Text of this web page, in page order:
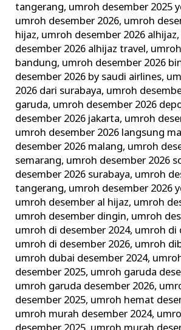
tangerang, umroh desember 2025
umroh desember 2026, umroh
hijaz, umroh desember 2026 alhijaz,
desember 2026 alhijaz travel,
bandung, umroh desember 2026
desember 2026 by saudi airlines,
2026 dari surabaya, umroh
garuda, umroh desember 2026
desember 2026 jakarta, umroh
umroh desember 2026 langsung
desember 2026 malang, umroh
semarang, umroh desember 2026
desember 2026 surabaya, umroh
tangerang, umroh desember 2026
umroh desember al hijaz, umroh
umroh desember dingin, umroh
umroh di desember 2024, umroh di
umroh di desember 2026, umroh
umroh dubai desember 2024,
desember 2025, umroh garuda
umroh garuda desember 2026,
desember 2025, umroh hemat
umroh murah desember 2024,